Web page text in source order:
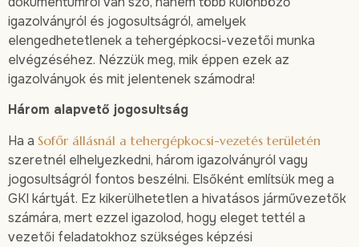
igazolványról és jogosultságról, amelyek
elengedhetetlenek a tehergépkocsi-vezetői munka
elvégzéséhez. Nézzük meg, mik éppen ezek az
igazolványok és mit jelentenek számodra!
Három alapvető jogosultság
Ha a Sofőr állásnál a tehergépkocsi-vezetés területén
szeretnél elhelyezkedni, három igazolványról vagy
jogosultságról fontos beszélni. Elsőként említsük meg a
GKI kártyát. Ez kikerülhetetlen a hivatásos járművezetők
számára, mert ezzel igazolod, hogy eleget tettél a
vezetői feladatokhoz szükséges képzési